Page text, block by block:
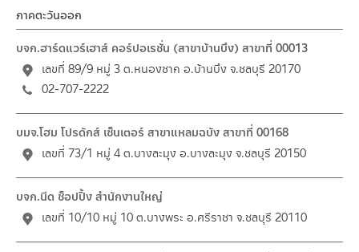
ภาคตะวันออก
บจก.ฮาร์ดแวร์เฮาส์ คอร์ปอเรชั่น (สาขาบ้านบึง) สาขาที่ 00013
เลขที่ 89/9 หมู่ 3 ต.หนองซาก อ.บ้านบึง จ.ชลบุรี 20170
02-707-2222
บมจ.โฮม โปรดักส์ เซ็นเตอร์ สาขาแหลมฉบัง สาขาที่ 00168
เลขที่ 73/1 หมู่ 4 ต.บางละมุง อ.บางละมุง จ.ชลบุรี 20150
บจก.นีด ช็อปปิ้ง สำนักงานใหญ่
เลขที่ 10/10 หมู่ 10 ต.บางพระ อ.ศรีราชา จ.ชลบุรี 20110